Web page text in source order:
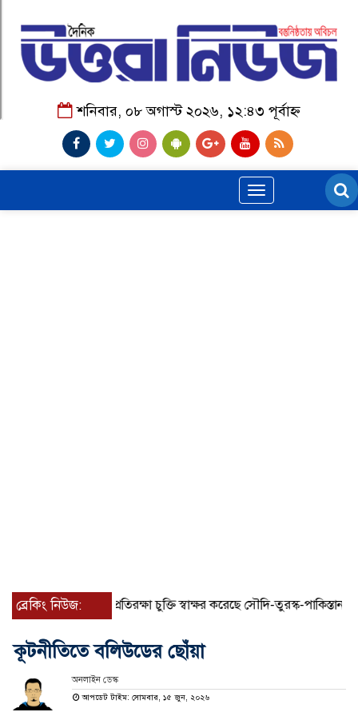
শনিবার, ০৮ অগাস্ট ২০২৬, ১২:৪৩ পূর্বাহ্ন
Toggle
navigation
ব্রেকিং নিউজ:যৌথ প্রতিরক্ষা চুক্তি স্বাক্ষর করেছে সৌদি-তুরস্ক-পাকিস্তান
কূটনীতিতে বলিউডের ছোঁয়া
অনলাইন ডেস্ক
আপডেট টাইম: সোমবার, ১৫ জুন, ২০২৬